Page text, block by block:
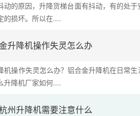
动的原因，升降货梯台面有抖动，有的处
的损坏。所以在....
升降机操作失灵怎么办
机操作失灵怎么办？铝合金升降机在日常
升降机厂家如何....
州升降机需要注意什么